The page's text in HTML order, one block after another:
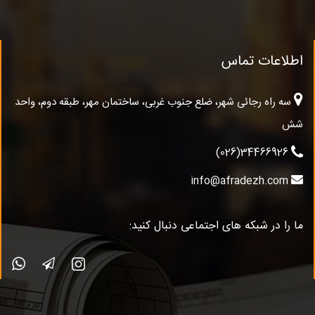
اطلاعات تماس
سه راه رجائی شهر، ضلع جنوب غربی، ساختمان مهر، طبقه دوم، واحد
شش
34466926(026)
info@afradezh.com
ما را در شبکه های اجتماعی دنبال کنید: